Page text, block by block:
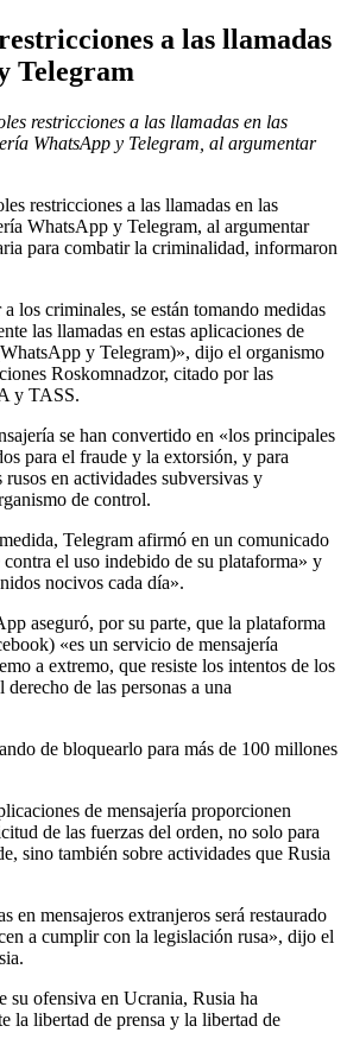
a las llamadas
Telegram
restricciones a las llamadas en las
WhatsApp y Telegram, al argumentar
restricciones a las llamadas en las
WhatsApp y Telegram, al argumentar
para combatir la criminalidad, informaron
los criminales, se están tomando medidas
las llamadas en estas aplicaciones de
y Telegram)», dijo el organismo
Roskomnadzor, citado por las
y TASS.
se han convertido en «los principales
para el fraude y la extorsión, y para
en actividades subversivas y
de control.
Telegram afirmó en un comunicado
el uso indebido de su plataforma» y
nocivos cada día».
aseguró, por su parte, que la plataforma
«es un servicio de mensajería
a extremo, que resiste los intentos de los
de las personas a una
de bloquearlo para más de 100 millones
de mensajería proporcionen
de las fuerzas del orden, no solo para
sino también sobre actividades que Rusia
en mensajeros extranjeros será restaurado
a cumplir con la legislación rusa», dijo el
su ofensiva en Ucrania, Rusia ha
la libertad de prensa y la libertad de